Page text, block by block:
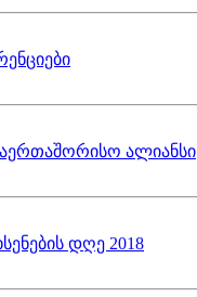
ალიანსი
დღე 2018